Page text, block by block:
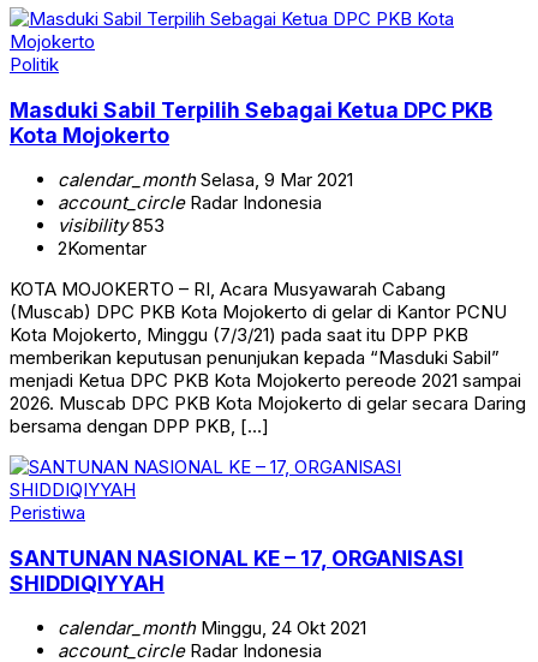
Politik
Masduki Sabil Terpilih Sebagai Ketua DPC PKB
Kota Mojokerto
calendar_monthSelasa, 9 Mar 2021
account_circleRadar Indonesia
visibility853
2Komentar
KOTA MOJOKERTO – RI, Acara Musyawarah Cabang
(Muscab) DPC PKB Kota Mojokerto di gelar di Kantor PCNU
Kota Mojokerto, Minggu (7/3/21) pada saat itu DPP PKB
memberikan keputusan penunjukan kepada “Masduki Sabil”
menjadi Ketua DPC PKB Kota Mojokerto pereode 2021 sampai
2026. Muscab DPC PKB Kota Mojokerto di gelar secara Daring
bersama dengan DPP PKB, […]
Peristiwa
SANTUNAN NASIONAL KE – 17, ORGANISASI
SHIDDIQIYYAH
calendar_monthMinggu, 24 Okt 2021
account_circleRadar Indonesia